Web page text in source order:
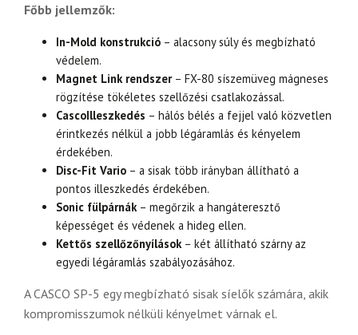
Főbb jellemzők:
In-Mold konstrukció – alacsony súly és megbízható
védelem.
Magnet Link rendszer– FX-80 síszemüveg mágneses
rögzítése tökéletes szellőzési csatlakozással.
CascoIlleszkedés – hálós bélés a fejjel való közvetlen
érintkezés nélkül a jobb légáramlás és kényelem
érdekében.
Disc-Fit Vario – a sisak több irányban állítható a
pontos illeszkedés érdekében.
Sonic fülpárnák – megőrzik a hangáteresztő
képességet és védenek a hideg ellen.
Kettős szellőzőnyílások – két állítható szárny az
egyedi légáramlás szabályozásához.
A CASCO SP-5 egy megbízható sisak síelők számára, akik
kompromisszumok nélküli kényelmet várnak el.